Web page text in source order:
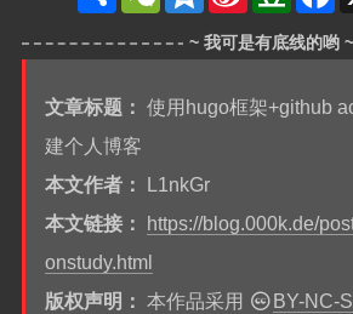
h
a
n
e
a
W
i
b
b
a
e
b
o
k
文章标题： 使用hugo框架+github
建个人博客
本文作者：
L1nkGr
本文链接：
https://blog.000k.de/
onstudy.html
版权声明： 本作品采用 BY-NC-